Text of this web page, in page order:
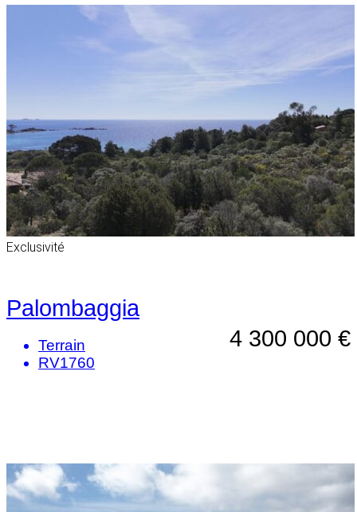
Exclusivité
Palombaggia
4 300 000 €
Terrain
RV1760